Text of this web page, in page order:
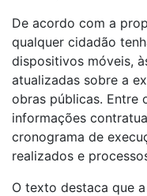
De acordo com a
qualquer cidadão
dispositivos móveis,
atualizadas sobre a
obras públicas. Entre
informações
cronograma de
realizados e
O texto destaca que